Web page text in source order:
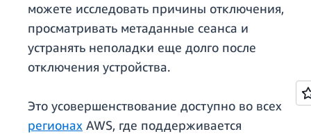
можете исследовать причины отключения,
просматривать метаданные сеанса и
устранять неполадки еще долго после
отключения устройства.
Это усовершенствование доступно во всех
регионах AWS, где поддерживается